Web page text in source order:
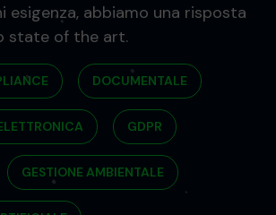
esigenza, abbiamo una risposta
state of the art.
DOCUMENTALE
GDPR
GESTIONE AMBIENTALE